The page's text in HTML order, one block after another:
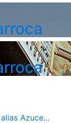
Azuce...